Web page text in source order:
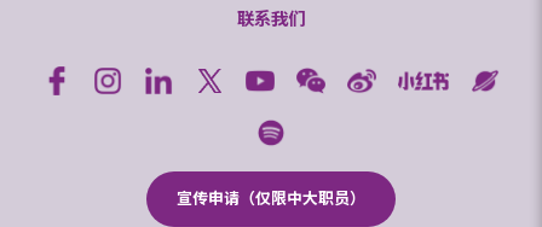
联系我们
宣传申请（仅限中大职员）